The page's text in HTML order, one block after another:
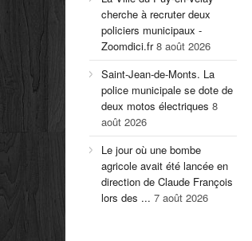
cherche à recruter deux
policiers municipaux -
Zoomdici.fr 8 août 2026
Saint-Jean-de-Monts. La
police municipale se dote de
deux motos électriques 8
août 2026
Le jour où une bombe
agricole avait été lancée en
direction de Claude François
lors des ... 7 août 2026